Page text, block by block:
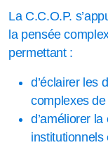
La C.C.O.P.
la pensée
permettant :
d’éclairer les
complexes
d’améliorer
institutionnels